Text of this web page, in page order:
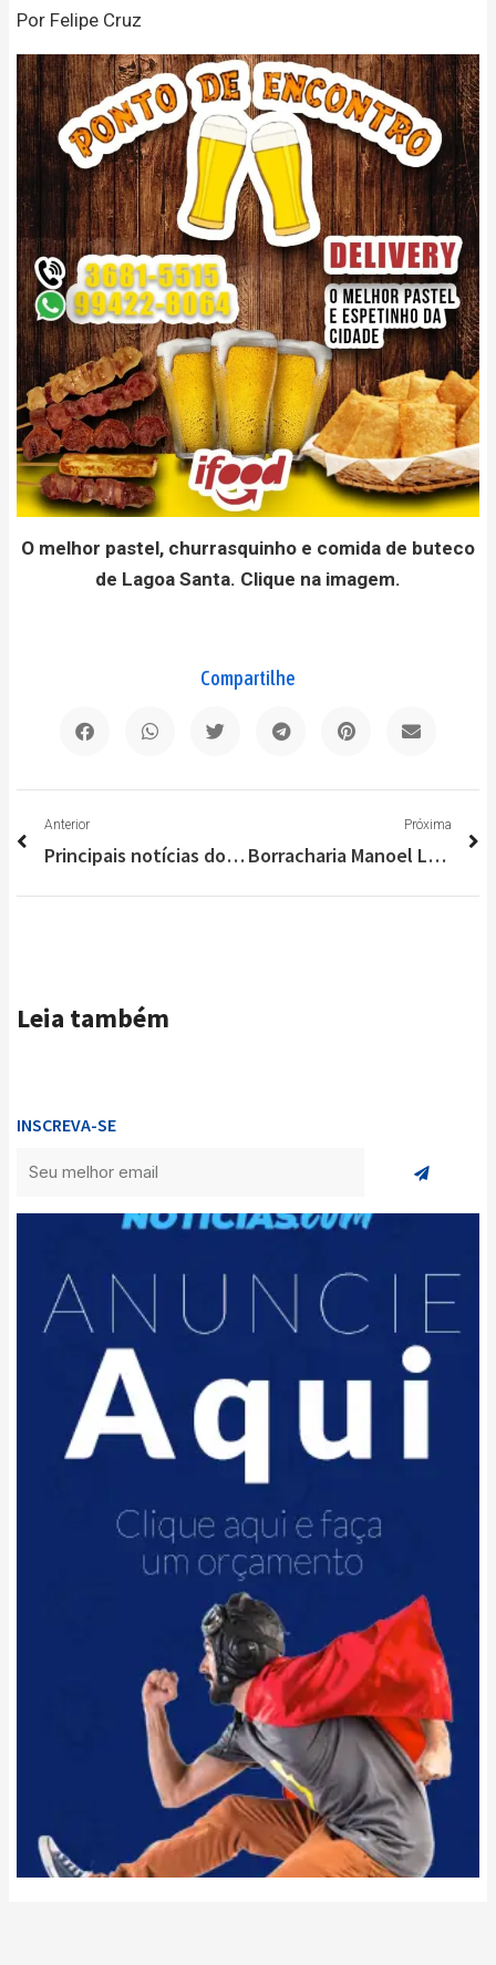
Por Felipe Cruz
O melhor pastel, churrasquinho e comida de buteco
de Lagoa Santa. Clique na imagem.
Compartilhe
Anterior
Principais notícias do Brasil e do Mundo nesta segunda-feira (27/09)
Próxima
Borracharia Manoel Leite alia experiência e soluções tecnológicas em Lagoa Santa
Leia também
INSCREVA-SE